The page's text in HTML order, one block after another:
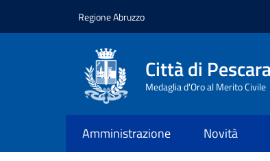
Regione Abruzzo
Città di
Medaglia d'Oro al Merito Civile
Amministrazione Novità